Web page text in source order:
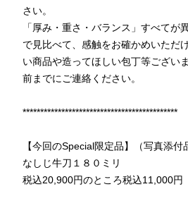
さい。
「厚み・重さ・バランス」すべてが
で見比べて、感触をお確かめいただ
い商品や造ってほしい包丁等ござい
前までにご連絡くだ
********************************************
【今回のSpecial限定品】（写真添付
なしじ牛刀１８０ミリ
税込20,900円のところ税込11,000円